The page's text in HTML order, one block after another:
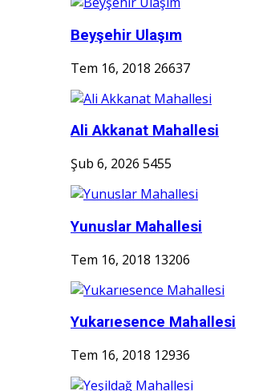
Beyşehir Ulaşım
Tem 16, 2018 26637
Ali Akkanat Mahallesi
Şub 6, 2026 5455
Yunuslar Mahallesi
Tem 16, 2018 13206
Yukarıesence Mahallesi
Tem 16, 2018 12936